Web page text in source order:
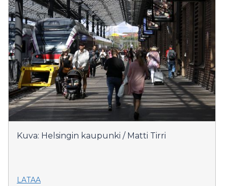
Kuva: Helsingin kaupunki / Matti Tirri
LATAA